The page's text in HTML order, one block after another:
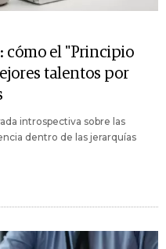
cómo el "Principio
talentos por
introspectiva sobre las
dentro de las jerarquías